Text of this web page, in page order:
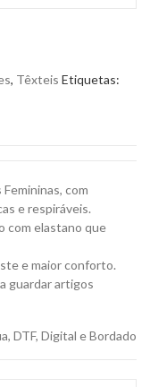
, Têxteis Etiquetas:
com
e respiráveis.
com elastano que
e maior conforto.
guardar artigos
DTF, Digital e Bordado